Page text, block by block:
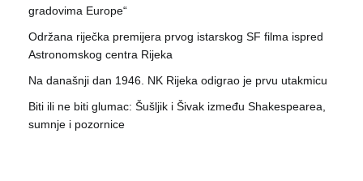
gradovima Europe“
Održana riječka premijera prvog istarskog SF filma ispred
Astronomskog centra Rijeka
Na današnji dan 1946. NK Rijeka odigrao je prvu utakmicu
Biti ili ne biti glumac: Šušljik i Šivak između Shakespearea,
sumnje i pozornice